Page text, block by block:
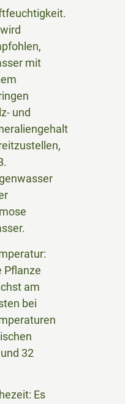
mit
und
Pflanze
am
bei
32
Es